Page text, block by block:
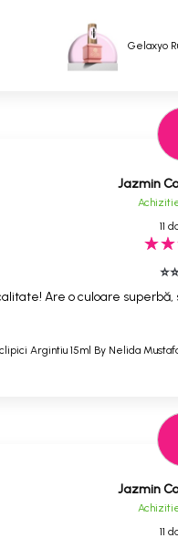
Gelaxyo
Jazmin
11
Are o culoare
Argintiu 15ml By Nelida
Jazmin
11